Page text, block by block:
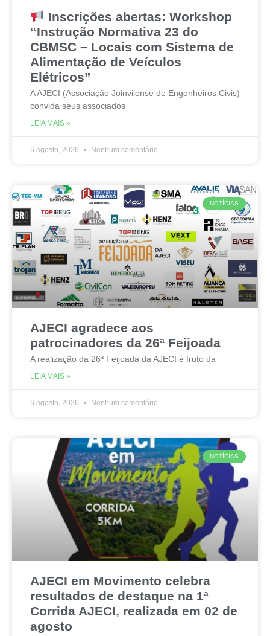
Inscrições abertas: Workshop
“Instrução Normativa 23 do
CBMSC – Locais com Sistema de
Alimentação de Veículos
Elétricos”
A AJECI (Associação Joinvilense de Engenheiros Civis)
convida seus associados
LEIA MAIS »
6 agosto, 2026 Nenhum comentário
NOTÍCIAS
AJECI agradece aos
patrocinadores da 26ª Feijoada
A realização da 26ª Feijoada da AJECI é fruto da
LEIA MAIS »
6 agosto, 2026 Nenhum comentário
NOTÍCIAS
AJECI em Movimento celebra
resultados de destaque na 1ª
Corrida AJECI, realizada em 02 de
agosto